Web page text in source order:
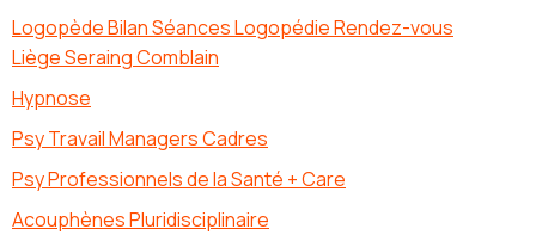
Logopède Bilan Séances Logopédie Rendez-vous
Liège Seraing Comblain
Hypnose
Psy Travail Managers Cadres
Psy Professionnels de la Santé + Care
Acouphènes Pluridisciplinaire